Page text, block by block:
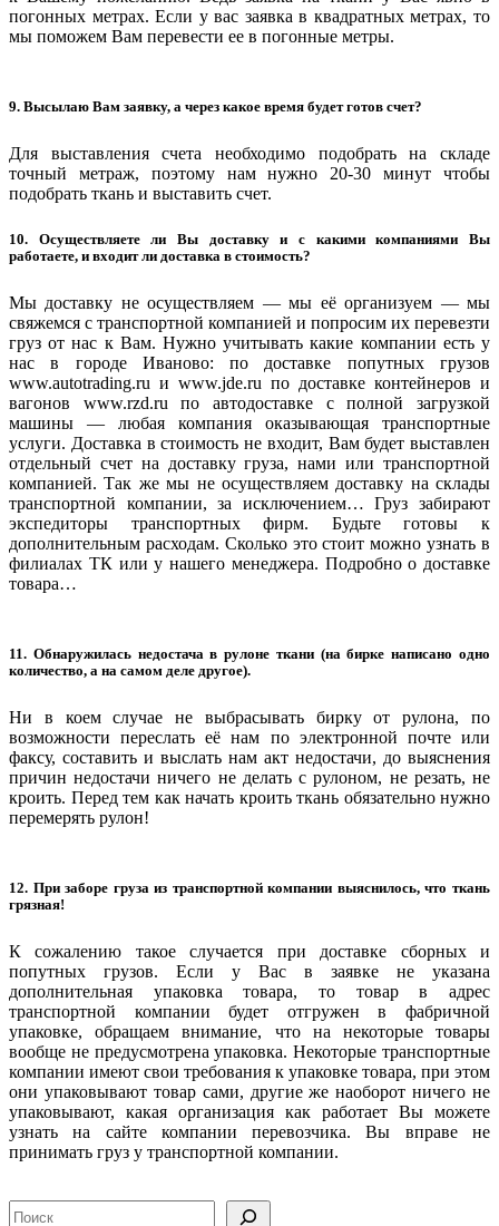
погонных метрах. Если у вас заявка в квадратных метрах, то
мы поможем Вам перевести ее в погонные метры.
9. Высылаю Вам заявку, а через какое время будет готов счет?
Для выставления счета необходимо подобрать на складе
точный метраж, поэтому нам нужно 20-30 минут чтобы
подобрать ткань и выставить счет.
10. Осуществляете ли Вы доставку и с какими компаниями Вы
работаете, и входит ли доставка в стоимость?
Мы доставку не осуществляем — мы её организуем — мы
свяжемся с транспортной компанией и попросим их перевезти
груз от нас к Вам. Нужно учитывать какие компании есть у
нас в городе Иваново: по доставке попутных грузов
www.autotrading.ru и www.jde.ru по доставке контейнеров и
вагонов www.rzd.ru по автодоставке с полной загрузкой
машины — любая компания оказывающая транспортные
услуги. Доставка в стоимость не входит, Вам будет выставлен
отдельный счет на доставку груза, нами или транспортной
компанией. Так же мы не осуществляем доставку на склады
транспортной компании, за исключением… Груз забирают
экспедиторы транспортных фирм. Будьте готовы к
дополнительным расходам. Сколько это стоит можно узнать в
филиалах ТК или у нашего менеджера. Подробно о доставке
товара…
11. Обнаружилась недостача в рулоне ткани (на бирке написано одно
количество, а на самом деле другое).
Ни в коем случае не выбрасывать бирку от рулона, по
возможности переслать её нам по электронной почте или
факсу, составить и выслать нам акт недостачи, до выяснения
причин недостачи ничего не делать с рулоном, не резать, не
кроить. Перед тем как начать кроить ткань обязательно нужно
перемерять рулон!
12. При заборе груза из транспортной компании выяснилось, что ткань
грязная!
К сожалению такое случается при доставке сборных и
попутных грузов. Если у Вас в заявке не указана
дополнительная упаковка товара, то товар в адрес
транспортной компании будет отгружен в фабричной
упаковке, обращаем внимание, что на некоторые товары
вообще не предусмотрена упаковка. Некоторые транспортные
компании имеют свои требования к упаковке товара, при этом
они упаковывают товар сами, другие же наоборот ничего не
упаковывают, какая организация как работает Вы можете
узнать на сайте компании перевозчика. Вы вправе не
принимать груз у транспортной компании.
Поиск